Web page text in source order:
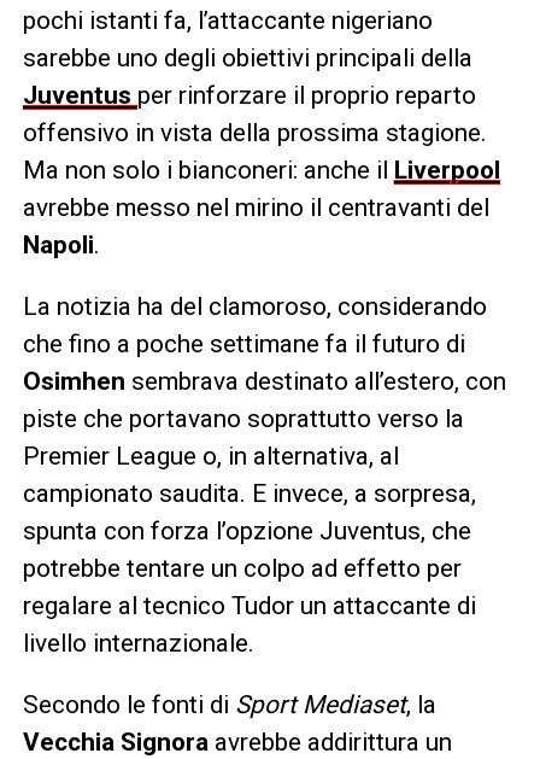
pochi istanti fa, l’attaccante nigeriano
sarebbe uno degli obiettivi principali della
Juventus per rinforzare il proprio reparto
offensivo in vista della prossima stagione.
Ma non solo i bianconeri: anche il Liverpool
avrebbe messo nel mirino il centravanti del
Napoli.
La notizia ha del clamoroso, considerando
che fino a poche settimane fa il futuro di
Osimhen sembrava destinato all’estero, con
piste che portavano soprattutto verso la
Premier League o, in alternativa, al
campionato saudita. E invece, a sorpresa,
spunta con forza l’opzione Juventus, che
potrebbe tentare un colpo ad effetto per
regalare al tecnico Tudor un attaccante di
livello internazionale.
Secondo le fonti di Sport Mediaset, la
Vecchia Signoraavrebbe addirittura un